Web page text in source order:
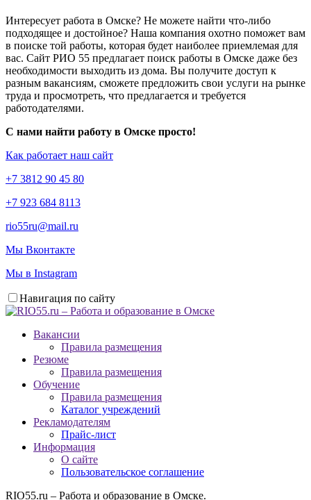
Интересует работа в Омске? Не можете найти что-либо
подходящее и достойное? Наша компания охотно поможет вам
в поиске той работы, которая будет наиболее приемлемая для
вас. Сайт РИО 55 предлагает поиск работы в Омске даже без
необходимости выходить из дома. Вы получите доступ к
разным вакансиям, сможете предложить свои услуги на рынке
труда и просмотреть, что предлагается и требуется
работодателями.
С нами найти работу в Омске просто!
Как работает наш сайт
+7 3812 90 45 80
+7 923 684 8113
rio55ru@mail.ru
Мы Вконтакте
Мы в Instagram
Навигация по сайту
Вакансии
Правила размещения
Резюме
Правила размещения
Обучение
Правила размещения
Каталог учреждений
Рекламодателям
Прайс-лист
Информация
О сайте
Пользовательское соглашение
RIO55.ru – Работа и образование в Омске.